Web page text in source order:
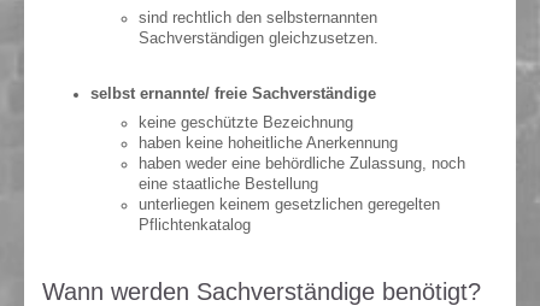
sind rechtlich den selbsternannten
Sachverständigen gleichzusetzen.
selbst ernannte/ freie Sachverständige
keine geschützte Bezeichnung
haben keine hoheitliche Anerkennung
haben weder eine behördliche Zulassung, noch
eine staatliche Bestellung
unterliegen keinem gesetzlichen geregelten
Pflichtenkatalog
Wann werden Sachverständige benötigt?